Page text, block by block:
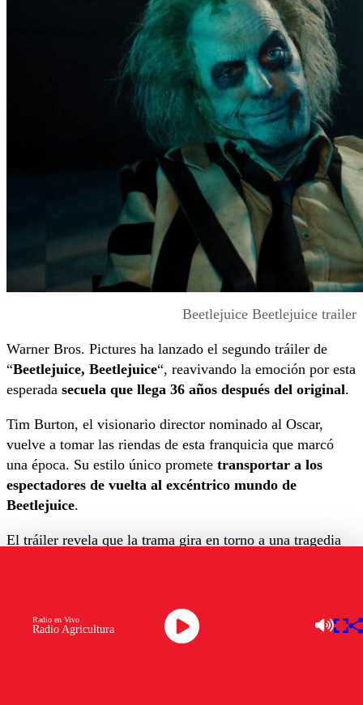
Beetlejuice Beetlejuice trailer
Warner Bros. Pictures ha lanzado el segundo tráiler de
“Beetlejuice, Beetlejuice“, reavivando la emoción por esta
esperada secuela que llega 36 años después del original.
Tim Burton, el visionario director nominado al Oscar,
vuelve a tomar las riendas de esta franquicia que marcó
una época. Su estilo único promete transportar a los
espectadores de vuelta al excéntrico mundo de
Beetlejuice.
El tráiler revela que la trama gira en torno a una tragedia
Lydia Deetz, interpretada nuevamente por Winona
Radio Agricultura
Radio en Vivo